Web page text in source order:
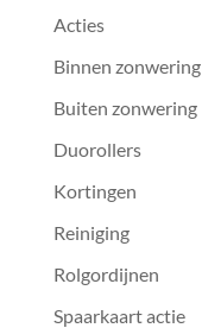
Acties
Binnen zonwering
Buiten zonwering
Duorollers
Kortingen
Reiniging
Rolgordijnen
Spaarkaart actie